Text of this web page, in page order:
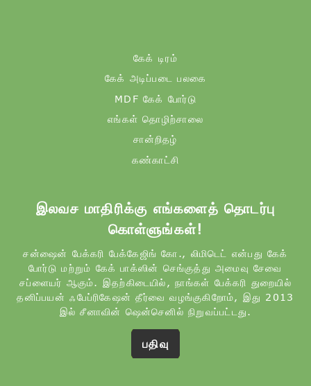
கேக் டிரம்
கேக் அடிப்படை பலகை
MDF கேக் போர்டு
எங்கள் தொழிற்சாலை
சான்றிதழ்
கண்காட்சி
இலவச மாதிரிக்கு எங்களைத் தொடர்பு
கொள்ளுங்கள்!
சன்ஷைன் பேக்கரி பேக்கேஜிங் கோ., லிமிடெட் என்பது கேக்
போர்டு மற்றும் கேக் பாக்ஸின் செங்குத்து அமைவு சேவை
சப்ளையர் ஆகும். இதற்கிடையில், நாங்கள் பேக்கரி துறையில்
தனிப்பயன் ஃபேப்ரிகேஷன் தீர்வை வழங்குகிறோம், இது 2013
இல் சீனாவின் ஷென்செனில் நிறுவப்பட்டது.
பதிவு